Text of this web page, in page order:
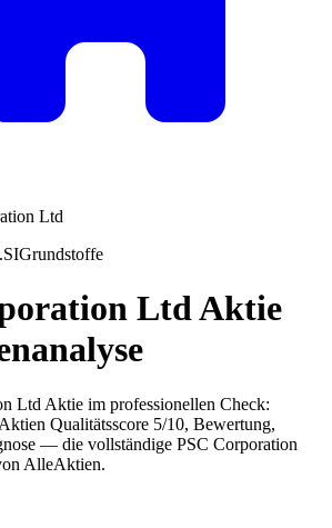
Ltd
Grundstoffe
LtdAktie
Ltd Aktie im professionellen Check:
Qualitätsscore 5/10, Bewertung,
— die vollständige PSC Corporation
AlleAktien.